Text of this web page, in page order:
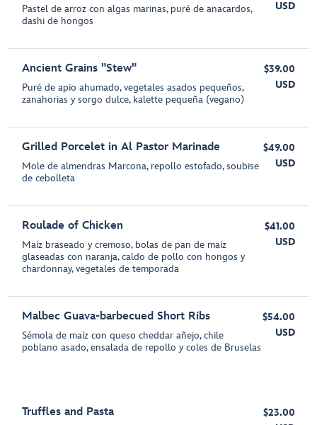
Pastel de arroz con algas marinas, puré de anacardos,
dashi de hongos
USD
Ancient Grains "Stew"
Puré de apio ahumado, vegetales asados pequeños,
zanahorias y sorgo dulce, kalette pequeña (vegano)
$39.00
USD
Grilled Porcelet in Al Pastor Marinade
Mole de almendras Marcona, repollo estofado, soubise
de cebolleta
$49.00
USD
Roulade of Chicken
Maíz braseado y cremoso, bolas de pan de maíz
glaseadas con naranja, caldo de pollo con hongos y
chardonnay, vegetales de temporada
$41.00
USD
Malbec Guava-barbecued Short Ribs
Sémola de maíz con queso cheddar añejo, chile
poblano asado, ensalada de repollo y coles de Bruselas
$54.00
USD
Truffles and Pasta
$23.00